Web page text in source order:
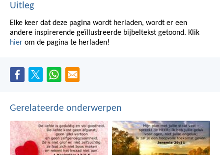
Uitleg
Elke keer dat deze pagina wordt herladen, wordt er een
andere inspirerende geïllustreerde bijbeltekst getoond. Klik
hier om de pagina te herladen!
Gerelateerde onderwerpen